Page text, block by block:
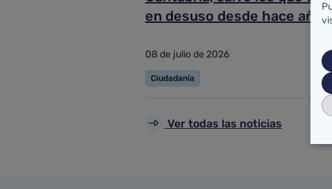
en desuso desde hace
08 de julio de 2026
Ciudadanía
Ver todas las noticias